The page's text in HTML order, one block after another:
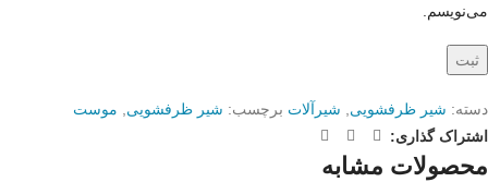
می‌نویسم.
دسته: شیر ظرفشویی, شیرآلات برچسب: شیر ظرفشویی, موست
اشتراک گذاری:
محصولات مشابه